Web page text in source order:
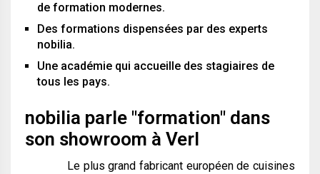
de formation modernes.
Des formations dispensées par des experts
nobilia.
Une académie qui accueille des stagiaires de
tous les pays.
nobilia parle "formation" dans
son showroom à Verl
Le plus grand fabricant européen de cuisines